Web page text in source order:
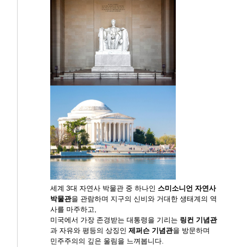
세계 3대 자연사 박물관 중 하나인 스미소니언 자연사
박물관을 관람하며 지구의 신비와 거대한 생태계의 역
사를 마주하고,
미국에서 가장 존경받는 대통령을 기리는 링컨 기념관
과 자유와 평등의 상징인 제퍼슨 기념관을 방문하며
민주주의의 깊은 울림을 느껴봅니다.